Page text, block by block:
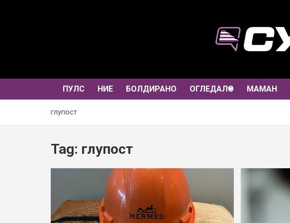
ПУЛС НИЕ БОЛДИРАНО ОГЛЕДАЛО МАМАН
глупост
Tag: глупост